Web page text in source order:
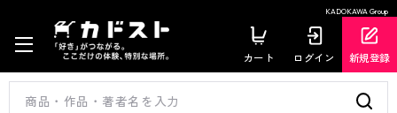
KADOKAWA Group
カート ログイン 新規登録